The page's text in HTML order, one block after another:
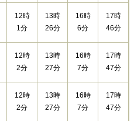
12時
1分
13時
26分
16時
6分
17時
46分
12時
2分
13時
27分
16時
7分
17時
47分
12時
2分
13時
27分
16時
7分
17時
47分